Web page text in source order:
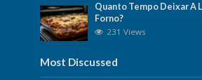
Quanto Tempo Deixar A
Forno?
231 Views
Most Discussed